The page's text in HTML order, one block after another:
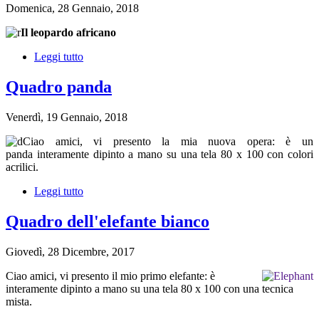
Brasile
Domenica, 28 Gennaio, 2018
Il leopardo africano
Leggi tutto
leopardo
Quadro panda
Venerdì, 19 Gennaio, 2018
Ciao amici, vi presento la mia nuova opera: è un
panda interamente dipinto a mano su una tela 80 x 100 con colori
acrilici.
Leggi tutto
panda
Quadro dell'elefante bianco
Giovedì, 28 Dicembre, 2017
Ciao amici, vi presento il mio primo elefante: è
interamente dipinto a mano su una tela 80 x 100 con una tecnica
mista.